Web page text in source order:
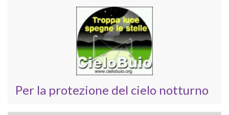
Per la protezione del cielo notturno